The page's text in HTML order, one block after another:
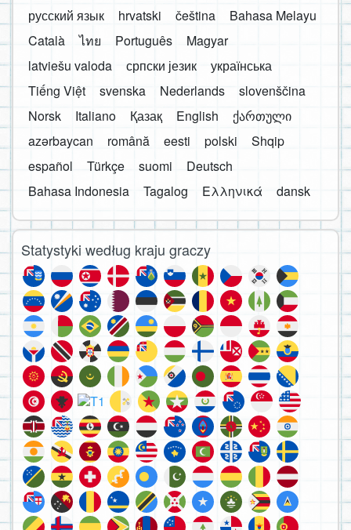
русский язык
hrvatski čeština
Bahasa Melayu
Català
ไทย Português
Magyar
latviešu valoda
српски језик
українська
Tiếng Việt
svenska Nederlands
slovenščina
Norsk
Italiano Қазақ English
ქართული
azərbaycan
română eesti polski
Shqip
español
Türkçe suomi
Deutsch
Bahasa Indonesia
Tagalog Ελληνικά dansk
Statystyki według kraju graczy